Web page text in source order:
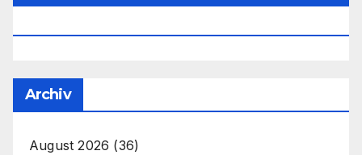
Archiv
August 2026 (36)